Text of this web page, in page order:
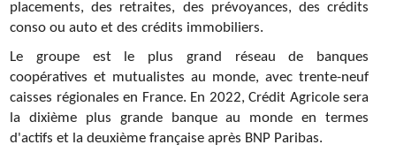
placements, des retraites, des prévoyances, des crédits
conso ou auto et des crédits immobiliers.
Le groupe est le plus grand réseau de banques
coopératives et mutualistes au monde, avec trente-neuf
caisses régionales en France. En 2022, Crédit Agricole sera
la dixième plus grande banque au monde en termes
d'actifs et la deuxième française après BNP Paribas.